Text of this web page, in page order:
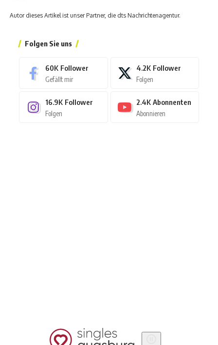
Autor dieses Artikel ist unser Partner, die dts Nachrichtenagentur.
Folgen Sie uns
60K Follower
Gefällt mir
4.2K Follower
Folgen
16.9K Follower
Folgen
2.4K Abonnenten
Abonnieren